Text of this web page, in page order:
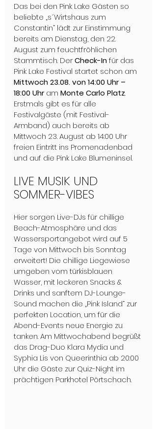
Das bei den Pink Lake Gästen so
beliebte „s´Wirtshaus zum
Constantin“ lädt zur Einstimmung
bereits am Dienstag, den 22.
August zum feuchtfröhlichen
Stammtisch. Der Check-In für das
Pink Lake Festival startet schon am
Mittwoch 23.08. von 14:00 Uhr –
18:00 Uhr am Monte Carlo Platz.
Erstmals gibt es für alle
Festivalgäste (mit Festival-
Armband) auch bereits ab
Mittwoch 23. August ab 14:00 Uhr
freien Eintritt ins Promenadenbad
und auf die Pink Lake Blumeninsel.
LIVE MUSIK UND
SOMMER-VIBES
Hier sorgen Live-DJs für chillige
Beach-Atmosphäre und das
Wassersportangebot wird auf 5
Tage von Mittwoch bis Sonntag
erweitert! Die chillige Liegewiese
umgeben vom türkisblauen
Wasser, mit leckeren Snacks &
Drinks und sanftem DJ-Lounge-
Sound machen die „Pink Island“ zur
perfekten Location, um für die
Abend-Events neue Energie zu
tanken. Am Mittwochabend begrüßt
das Drag-Duo Klara Mydia und
Syphia Lis von Queerinthia ab 20:00
Uhr die Gäste zur Quiz-Night im
prächtigen Parkhotel Pörtschach.